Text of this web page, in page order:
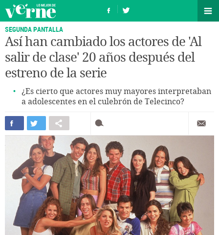
SEGUNDA PANTALLA
Así han cambiado los actores de 'Al
salir de clase' 20 años después del
estreno de la serie
¿Es cierto que actores muy mayores interpretaban
a adolescentes en el culebrón de Telecinco?